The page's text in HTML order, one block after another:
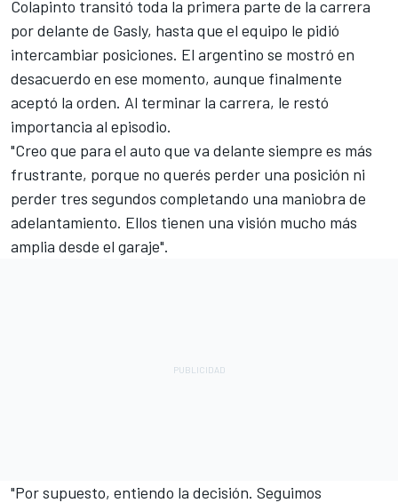
Colapinto transitó toda la primera parte de la carrera
por delante de Gasly, hasta que el equipo le pidió
intercambiar posiciones. El argentino se mostró en
desacuerdo en ese momento, aunque finalmente
aceptó la orden. Al terminar la carrera, le restó
importancia al episodio.
"Creo que para el auto que va delante siempre es más
frustrante, porque no querés perder una posición ni
perder tres segundos completando una maniobra de
adelantamiento. Ellos tienen una visión mucho más
amplia desde el garaje".
"Por supuesto, entiendo la decisión. Seguimos